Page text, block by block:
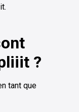
?
tant que